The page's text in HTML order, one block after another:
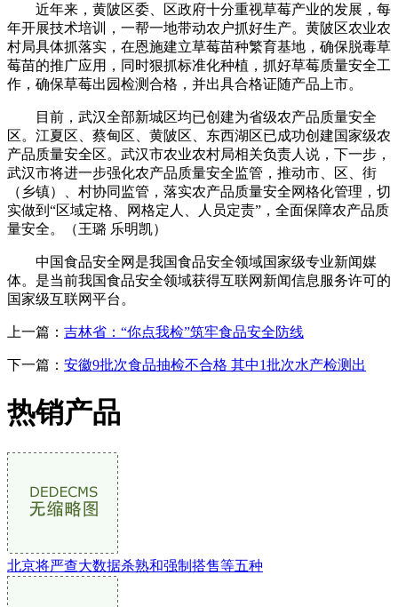
近年来，黄陂区委、区政府十分重视草莓产业的发展，每
年开展技术培训，一帮一地带动农户抓好生产。黄陂区农业农
村局具体抓落实，在恩施建立草莓苗种繁育基地，确保脱毒草
莓苗的推广应用，同时狠抓标准化种植，抓好草莓质量安全工
作，确保草莓出园检测合格，并出具合格证随产品上市。
目前，武汉全部新城区均已创建为省级农产品质量安全
区。江夏区、蔡甸区、黄陂区、东西湖区已成功创建国家级农
产品质量安全区。武汉市农业农村局相关负责人说，下一步，
武汉市将进一步强化农产品质量安全监管，推动市、区、街
（乡镇）、村协同监管，落实农产品质量安全网格化管理，切
实做到“区域定格、网格定人、人员定责”，全面保障农产品质
量安全。（王璐 乐明凯）
中国食品安全网是我国食品安全领域国家级专业新闻媒
体。是当前我国食品安全领域获得互联网新闻信息服务许可的
国家级互联网平台。
上一篇： 吉林省：“你点我检”筑牢食品安全防线
下一篇： 安徽9批次食品抽检不合格 其中1批次水产检测出
热销产品
北京将严查大数据杀熟和强制搭售等五种